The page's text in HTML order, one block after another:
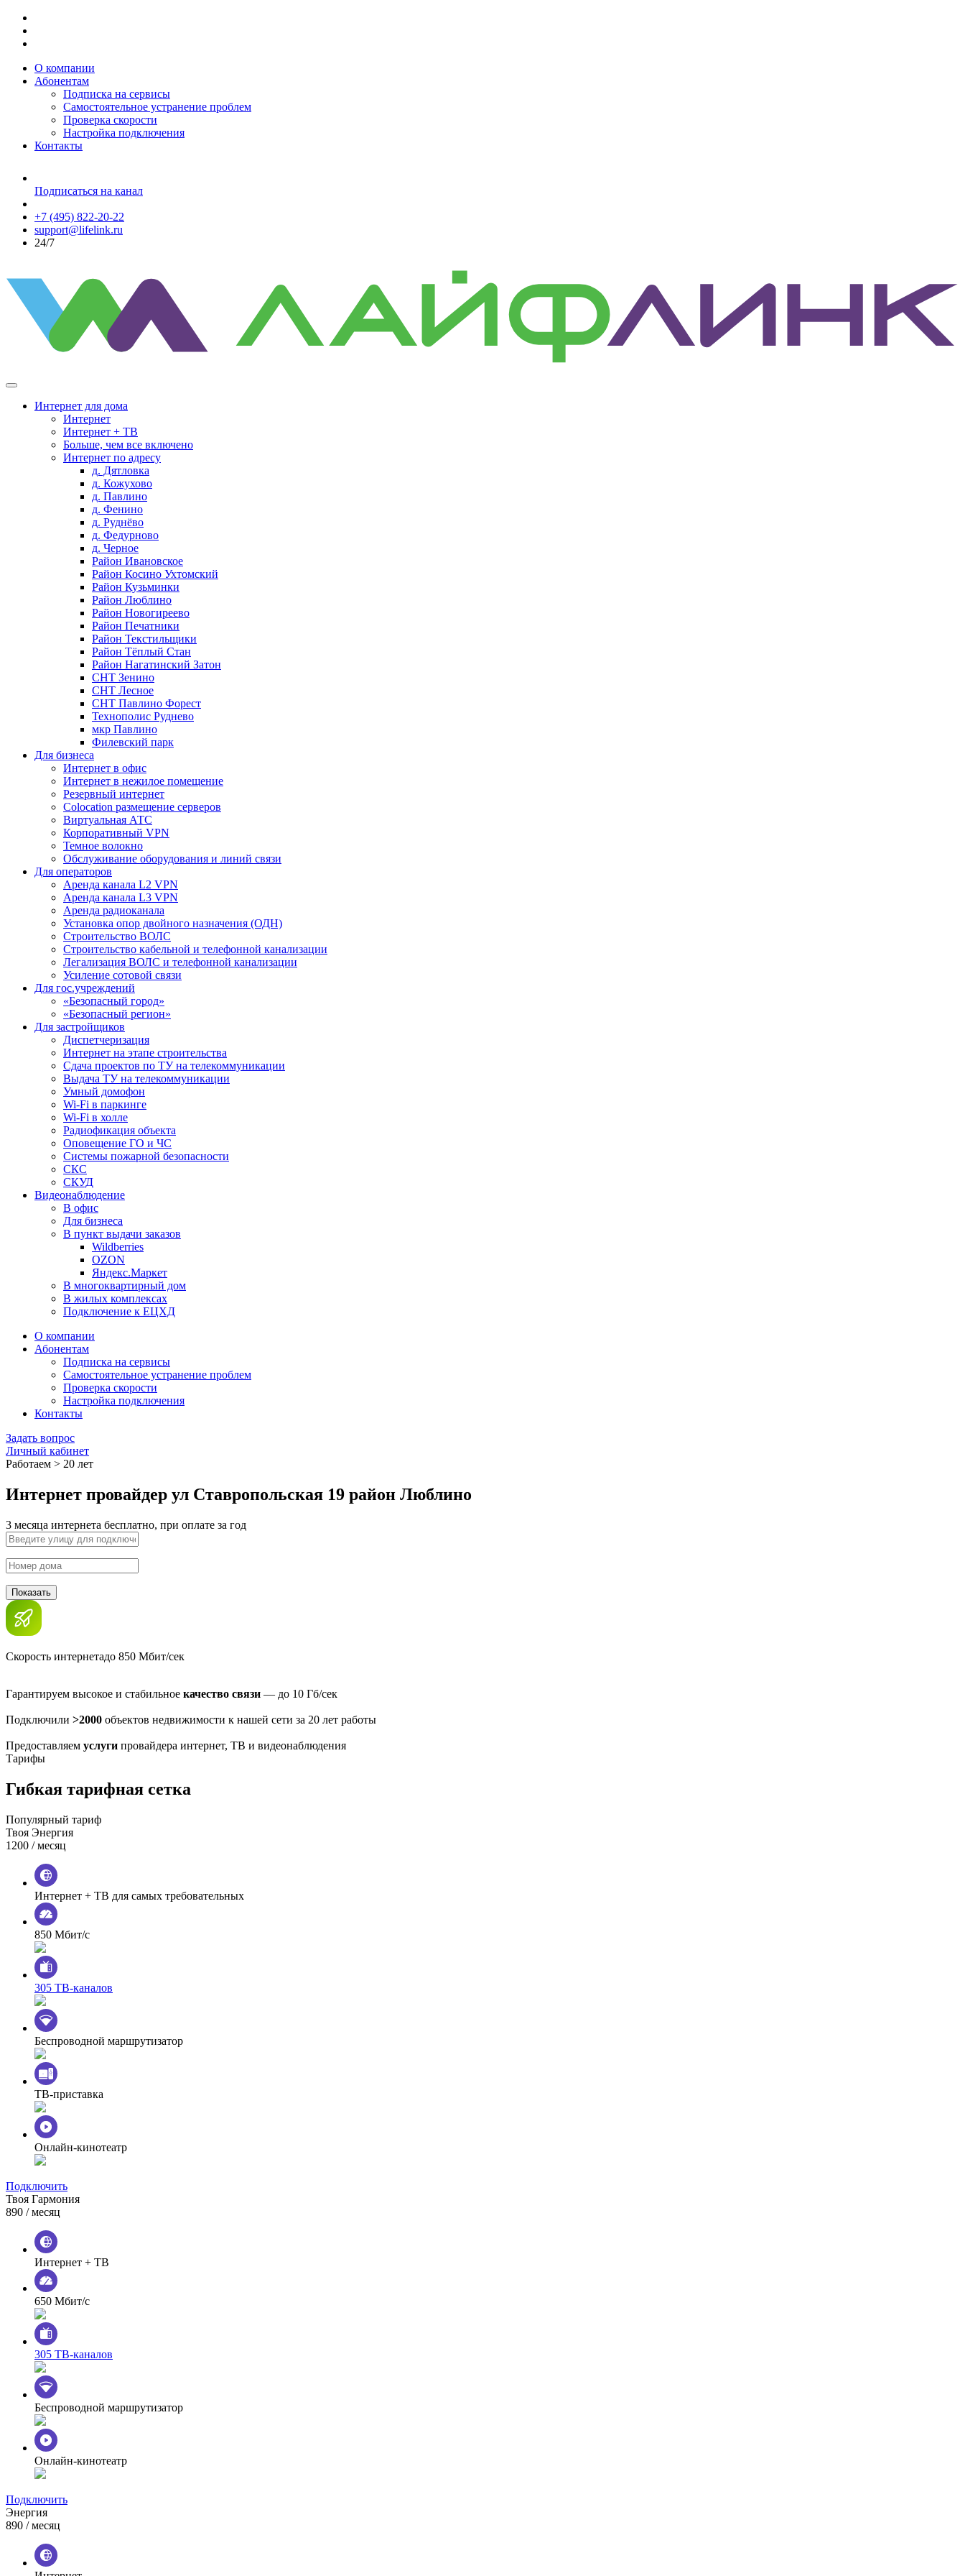
О компании
Абонентам
Подписка на сервисы
Самостоятельное устранение проблем
Проверка скорости
Настройка подключения
Контакты
Подписаться на канал
+7 (495) 822-20-22
support@lifelink.ru
24/7
Интернет для дома
Интернет
Интернет + ТВ
Больше, чем все включено
Интернет по адресу
д. Дятловка
д. Кожухово
д. Павлино
д. Фенино
д. Руднёво
д. Федурново
д. Черное
Район Ивановское
Район Косино Ухтомский
Район Кузьминки
Район Люблино
Район Новогиреево
Район Печатники
Район Текстильщики
Район Тёплый Стан
Район Нагатинский Затон
СНТ Зенино
СНТ Лесное
СНТ Павлино Форест
Технополис Руднево
мкр Павлино
Филевский парк
Для бизнеса
Интернет в офис
Интернет в нежилое помещение
Резервный интернет
Colocation размещение серверов
Виртуальная АТС
Корпоративный VPN
Темное волокно
Обслуживание оборудования и линий связи
Для операторов
Аренда канала L2 VPN
Аренда канала L3 VPN
Аренда радиоканала
Установка опор двойного назначения (ОДН)
Строительство ВОЛС
Строительство кабельной и телефонной канализации
Легализация ВОЛС и телефонной канализации
Усиление сотовой связи
Для гос.учреждений
«Безопасный город»
«Безопасный регион»
Для застройщиков
Диспетчеризация
Интернет на этапе строительства
Сдача проектов по ТУ на телекоммуникации
Выдача ТУ на телекоммуникации
Умный домофон
Wi-Fi в паркинге
Wi-Fi в холле
Радиофикация объекта
Оповещение ГО и ЧС
Системы пожарной безопасности
СКС
СКУД
Видеонаблюдение
В офис
Для бизнеса
В пункт выдачи заказов
Wildberries
OZON
Яндекс.Маркет
В многоквартирный дом
В жилых комплексах
Подключение к ЕЦХД
О компании
Абонентам
Подписка на сервисы
Самостоятельное устранение проблем
Проверка скорости
Настройка подключения
Контакты
Задать вопрос
Личный кабинет
Работаем > 20 лет
Интернет провайдер ул Ставропольская 19 район Люблино
3 месяца интернета бесплатно, при оплате за год
Показать
Скорость интернетадо 850 Мбит/сек
Гарантируем высокое и стабильное качество связи — до 10 Гб/сек
Подключили >2000 объектов недвижимости к нашей сети за 20 лет работы
Предоставляем услуги провайдера интернет, ТВ и видеонаблюдения
Тарифы
Гибкая тарифная сетка
Популярный тариф
Твоя Энергия
1200 / месяц
Интернет + ТВ для самых требовательных
850 Мбит/с
305 ТВ-каналов
Беспроводной маршрутизатор
ТВ-приставка
Онлайн-кинотеатр
Подключить
Твоя Гармония
890 / месяц
Интернет + ТВ
650 Мбит/с
305 ТВ-каналов
Беспроводной маршрутизатор
Онлайн-кинотеатр
Подключить
Энергия
890 / месяц